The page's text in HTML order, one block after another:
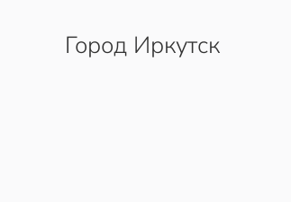
Перейти к содержимому
Город Иркутск